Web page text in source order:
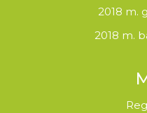
2018 m.
2018 m.